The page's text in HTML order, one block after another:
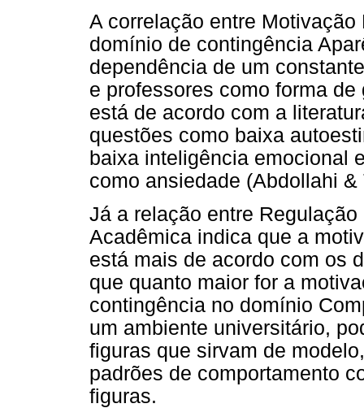
A correlação entre
domínio de contingência
dependência de um
e professores como forma
está de acordo com a
questões como baixa
baixa inteligência emocional
como ansiedade (Abdollahi &
Já a relação entre
Acadêmica indica que a
está mais de acordo com os
que quanto maior for a
contingência no domínio
um ambiente universitário,
figuras que sirvam de
padrões de comportamento
figuras.